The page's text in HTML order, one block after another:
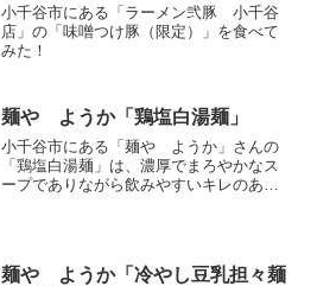
小千谷市にある「ラーメン弐豚 小千谷
店」の「味噌つけ豚（限定）」を食べて
みた！
麺や ようか「鶏塩白湯麺」
小千谷市にある「麺や ようか」さんの
「鶏塩白湯麺」は、濃厚でまろやかなス
ープでありながら飲みやすいキレのある
麺や ようか「冷やし豆乳担々麺